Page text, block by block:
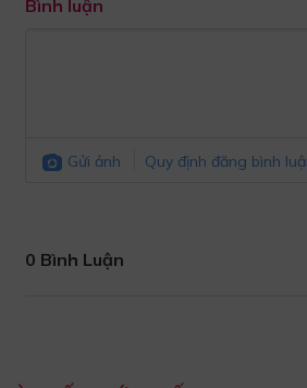
Bình luận
Gửi ảnh Quy định đăng bình
0 Bình Luận